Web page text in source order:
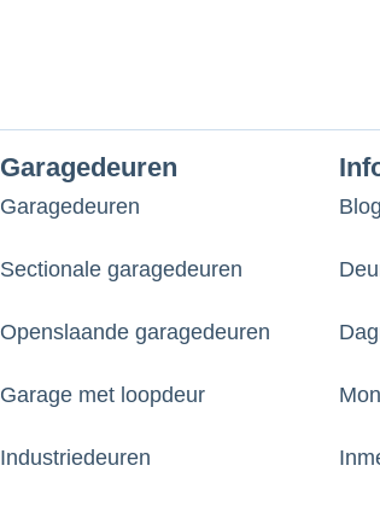
Garagedeuren
Garagedeuren
Sectionale garagedeuren
Openslaande garagedeuren
Garage met loopdeur
Industriedeuren